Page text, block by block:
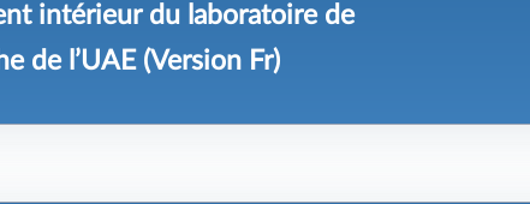
intérieur du laboratoire de
de l’UAE (Version Fr)